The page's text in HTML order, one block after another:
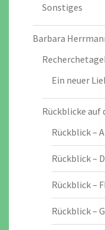
Sonstiges
Barbara
Ein neuer
Rückblicke auf
Rückblick –
Rückblick –
Rückblick –
Rückblick –